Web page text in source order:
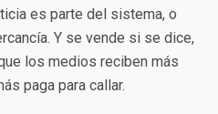
es parte del sistema, o
Y se vende si se dice,
los medios reciben más
paga para callar.